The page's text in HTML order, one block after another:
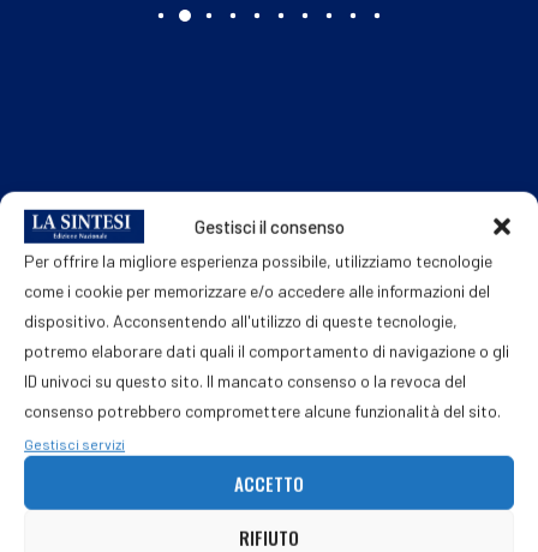
Gestisci il consenso
Per offrire la migliore esperienza possibile, utilizziamo tecnologie
come i cookie per memorizzare e/o accedere alle informazioni del
dispositivo. Acconsentendo all'utilizzo di queste tecnologie,
potremo elaborare dati quali il comportamento di navigazione o gli
ID univoci su questo sito. Il mancato consenso o la revoca del
consenso potrebbero compromettere alcune funzionalità del sito.
Gestisci servizi
ACCETTO
RIFIUTO